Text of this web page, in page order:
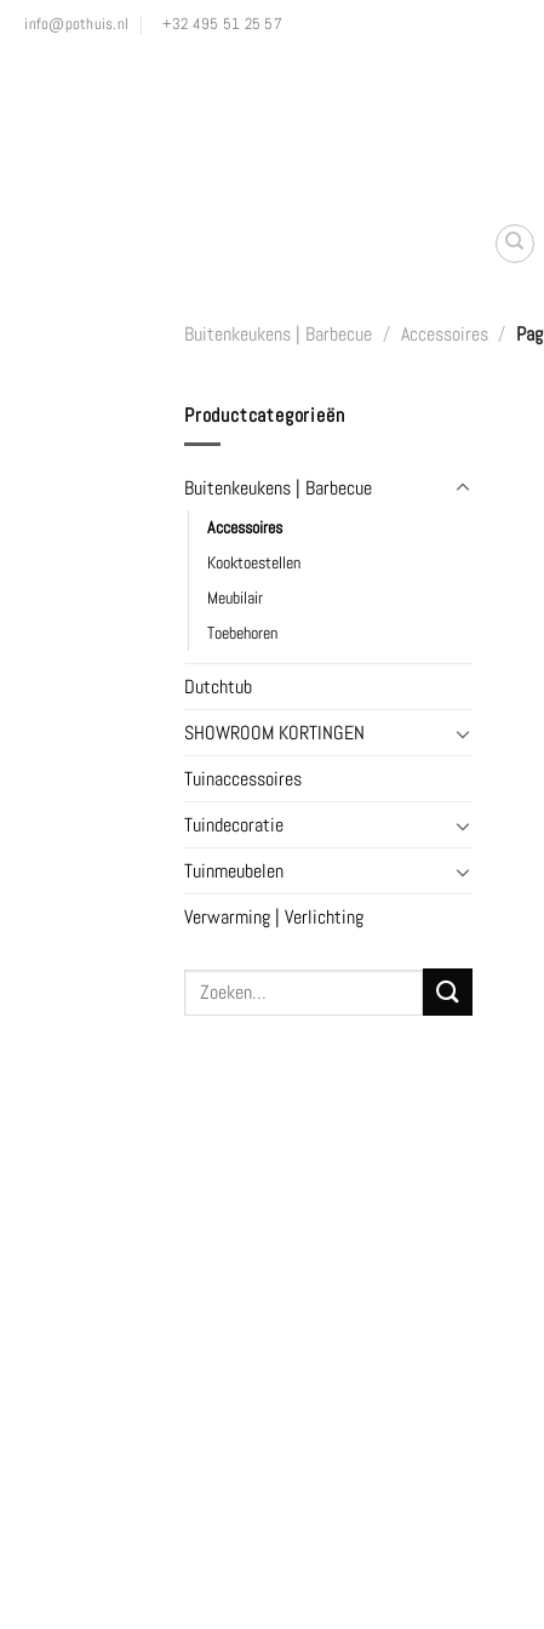
info@pothuis.nl +32 495 51 25 57
Buitenkeukens | Barbecue / Accessoires /
Productcategorieën
Buitenkeukens | Barbecue
Accessoires
Kooktoestellen
Meubilair
Toebehoren
Dutchtub
SHOWROOM KORTINGEN
Tuinaccessoires
Tuindecoratie
Tuinmeubelen
Verwarming | Verlichting
Zoeken